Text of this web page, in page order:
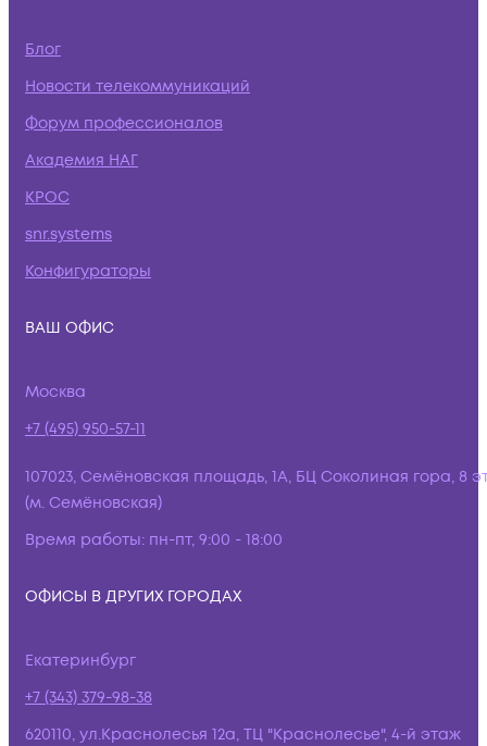
Блог
Новости телекоммуникаций
Форум профессионалов
Академия НАГ
КРОС
snr.systems
Конфигураторы
ВАШ ОФИС
Москва
+7 (495) 950-57-11
107023, Семёновская площадь, 1А, БЦ Соколиная гора, 8
(м. Семёновская)
Время работы: пн-пт, 9:00 - 18:00
ОФИСЫ В ДРУГИХ ГОРОДАХ
Екатеринбург
+7 (343) 379-98-38
620110, ул.Краснолесья 12а, ТЦ "Краснолесье", 4-й этаж